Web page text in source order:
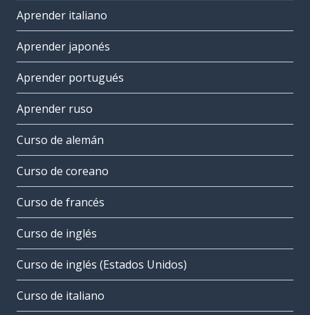
Aprender italiano
Aprender japonés
Aprender portugués
Aprender ruso
Curso de alemán
Curso de coreano
Curso de francés
Curso de inglés
Curso de inglés (Estados Unidos)
Curso de italiano